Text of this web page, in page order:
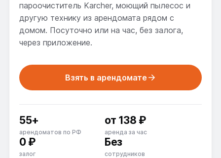
пароочиститель Karcher, моющий пылесос и
другую технику из арендомата рядом с
домом. Посуточно или на час, без залога,
через приложение.
Взять в арендомате
55+
арендоматов по РФ
от 138 ₽
аренда за час
0 ₽
залог
Без
сотрудников
Как работает арендомат?